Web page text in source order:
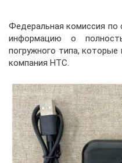
Федеральная комиссия
информацию о
погружного типа, которые
компания HTC.